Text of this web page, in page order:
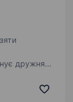
дружня